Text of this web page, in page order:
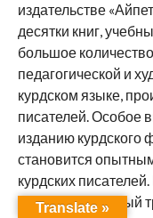
издательстве
десятки книг,
большое
педагогической и
курдском языке,
писателей. Особое
изданию курдского
становится
курдских
фундаментальный
Translate »